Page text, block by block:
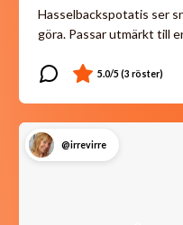
Hasselbackspotatis ser
göra. Passar utmärkt till
@irrevirre